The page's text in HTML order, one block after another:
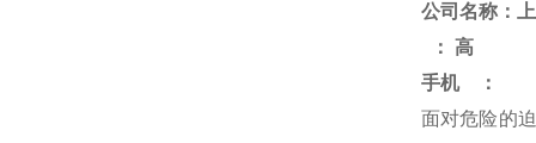
公司名称：
： 高
手机
：
面对危险的